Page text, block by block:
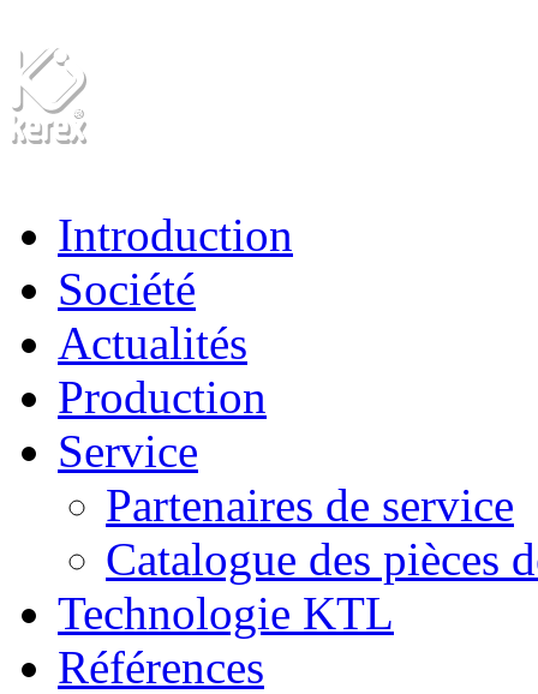
Introduction
Société
Actualités
Production
Service
Partenaires de service
Catalogue des pièces
Technologie KTL
Références